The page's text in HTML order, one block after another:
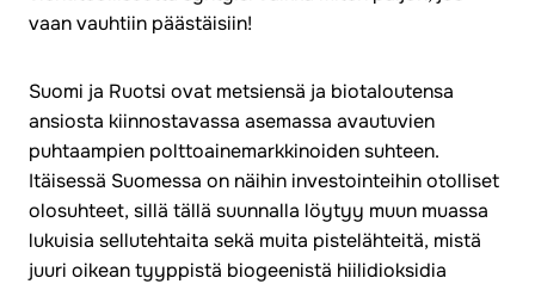
vaan vauhtiin päästäisiin!
Suomi ja Ruotsi ovat metsiensä ja biotaloutensa
ansiosta kiinnostavassa asemassa avautuvien
puhtaampien polttoainemarkkinoiden suhteen.
Itäisessä Suomessa on näihin investointeihin otolliset
olosuhteet, sillä tällä suunnalla löytyy muun muassa
lukuisia sellutehtaita sekä muita pistelähteitä, mistä
juuri oikean tyyppistä biogeenistä hiilidioksidia